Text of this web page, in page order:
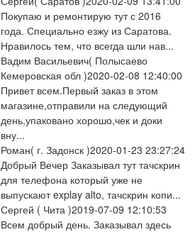
Покупаю и ремонтирую тут с 2016
года. Специально езжу из Саратова.
Нравилось тем, что всегда шли нав...
Вадим Васильевич( Полысаево
Кемеровская обл )2020-02-08 12:40:00
Привет всем.Первый заказ в этом
магазине,отправили на следующий
день,упаковано хорошо,чек и доки
вну...
Роман( г. Задонск )2020-01-23 23:27:24
Добрый Вечер Заказывал тут тачскрин
для телефона который уже не
выпускают explay alto, тачскрин копи...
Сергей ( Чита )2019-07-09 12:10:53
Всем добрый день. Заказывал здесь